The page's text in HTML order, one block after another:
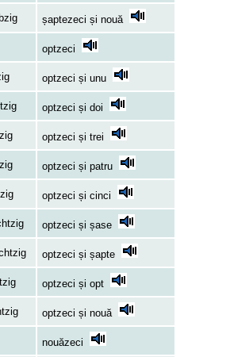
șaptezeci și nouă
optzeci
optzeci și unu
optzeci și doi
optzeci și trei
optzeci și patru
optzeci și cinci
optzeci și șase
optzeci și șapte
optzeci și opt
optzeci și nouă
nouăzeci